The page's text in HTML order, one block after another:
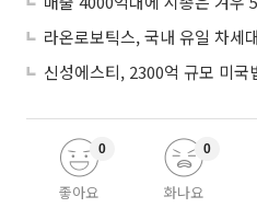
좋아요
0
화나요
0